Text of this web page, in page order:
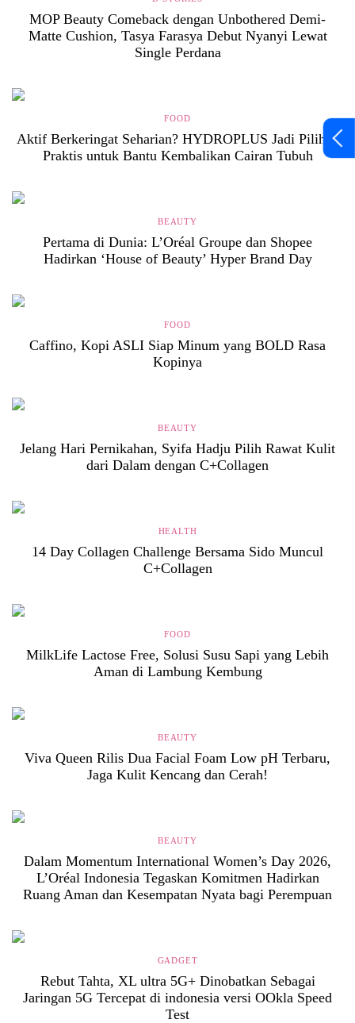
MOP Beauty Comeback dengan Unbothered Demi-
Matte Cushion, Tasya Farasya Debut Nyanyi Lewat
Single Perdana
FOOD
Aktif Berkeringat Seharian? HYDROPLUS Jadi Pilihan
Praktis untuk Bantu Kembalikan Cairan Tubuh
BEAUTY
Pertama di Dunia: L’Oréal Groupe dan Shopee
Hadirkan ‘House of Beauty’ Hyper Brand Day
FOOD
Caffino, Kopi ASLI Siap Minum yang BOLD Rasa
Kopinya
BEAUTY
Jelang Hari Pernikahan, Syifa Hadju Pilih Rawat Kulit
dari Dalam dengan C+Collagen
HEALTH
14 Day Collagen Challenge Bersama Sido Muncul
C+Collagen
FOOD
MilkLife Lactose Free, Solusi Susu Sapi yang Lebih
Aman di Lambung Kembung
BEAUTY
Viva Queen Rilis Dua Facial Foam Low pH Terbaru,
Jaga Kulit Kencang dan Cerah!
BEAUTY
Dalam Momentum International Women’s Day 2026,
L’Oréal Indonesia Tegaskan Komitmen Hadirkan
Ruang Aman dan Kesempatan Nyata bagi Perempuan
GADGET
Rebut Tahta, XL ultra 5G+ Dinobatkan Sebagai
Jaringan 5G Tercepat di indonesia versi OOkla Speed
Test